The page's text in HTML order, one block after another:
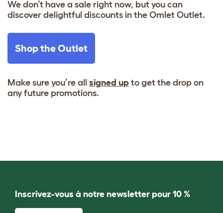
We don’t have a sale right now, but you can
discover delightful discounts in the Omlet Outlet.
Shop the Outlet
Make sure you’re all signed up to get the drop on
any future promotions.
Inscrivez-vous à notre newsletter pour 10 %